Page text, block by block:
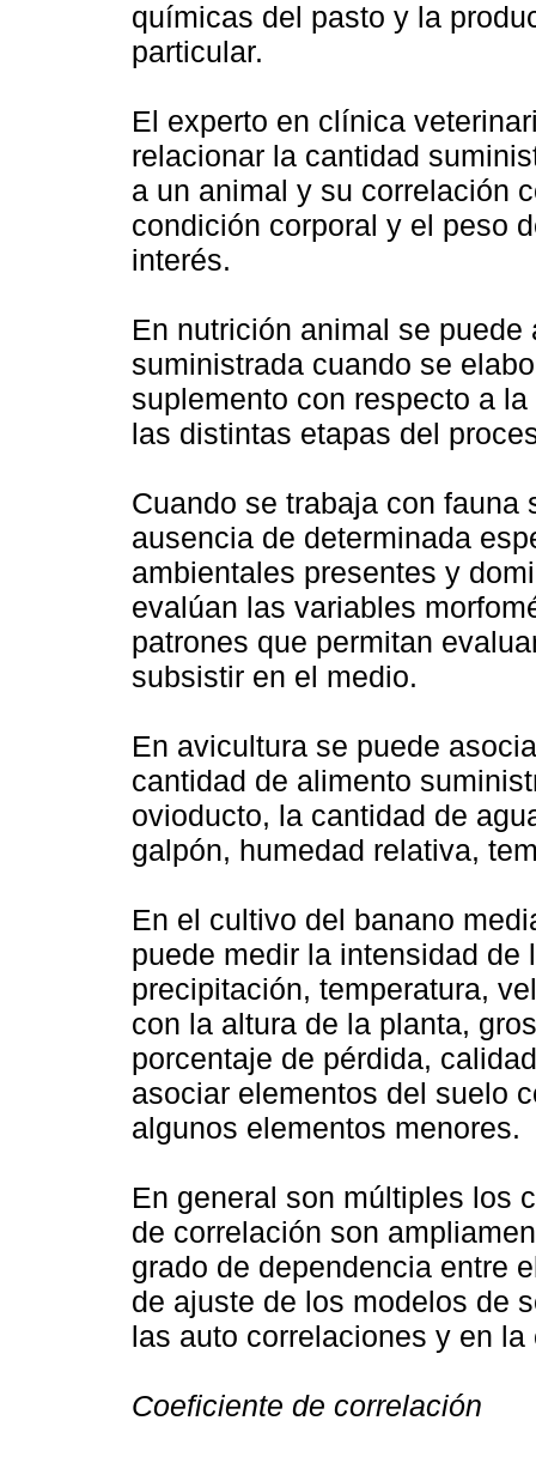
químicas del pasto y la
particular.
El experto en clínica
relacionar la cantidad
a un animal y su correlación
condición corporal y el peso
interés.
En nutrición animal se
suministrada cuando se
suplemento con respecto a
las distintas etapas del
Cuando se trabaja con
ausencia de determinada
ambientales presentes y
evalúan las variables
patrones que permitan
subsistir en el medio.
En avicultura se puede
cantidad de alimento
ovioducto, la cantidad de
galpón, humedad relativa,
En el cultivo del banano
puede medir la intensidad
precipitación, temperatura,
con la altura de la planta,
porcentaje de pérdida,
asociar elementos del suelo
algunos elementos menores.
En general son múltiples los
de correlación son
grado de dependencia entre
de ajuste de los modelos de
las auto correlaciones y en
Coeficiente de correlación